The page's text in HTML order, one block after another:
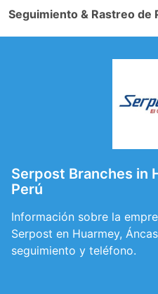
Seguimiento & Rastreo de
Serpost Branches in
Perú
Información sobre la
Serpost en Huarmey,
seguimiento y teléfono.